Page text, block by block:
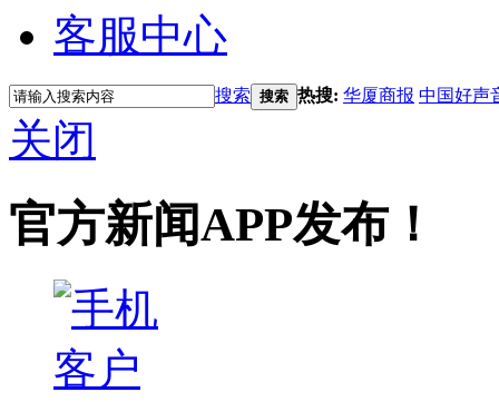
客服中心
搜索 搜索 热搜: 华厦商报 中国好声
关闭
官方新闻APP发布！